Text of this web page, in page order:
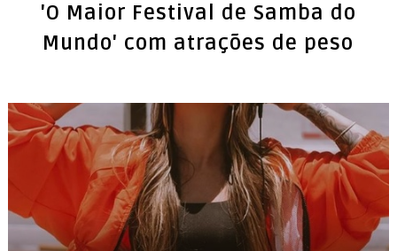
'O Maior Festival de Samba do
Mundo' com atrações de peso